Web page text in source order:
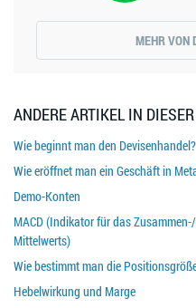
MEHR VON
ANDERE ARTIKEL IN
Wie beginnt man den Devisenhandel?
Wie eröffnet man ein Geschäft in
Demo-Konten
MACD (Indikator für das
Mittelwerts)
Wie bestimmt man die
Hebelwirkung und Marge